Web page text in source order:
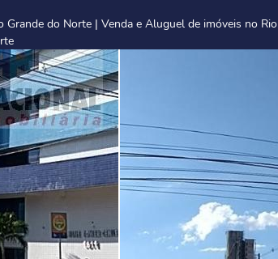
Grande do Norte | Venda e Aluguel de imóveis no Rio